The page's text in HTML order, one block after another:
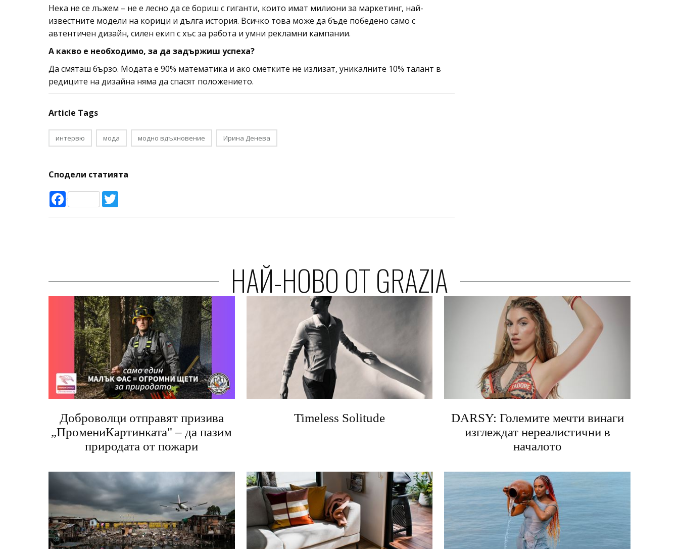
Нека не се лъжем – не е лесно да се бориш с гиганти, които имат милиони за маркетинг, най-
известните модели на корици и дълга история. Всичко това може да бъде победено само с
автентичен дизайн, силен екип с хъс за работа и умни рекламни кампании.
А какво е необходимо, за да задържиш успеха?
Да смяташ бързо. Модата е 90% математика и ако сметките не излизат, уникалните 10% талант в
редиците на дизайна няма да спасят положението.
Article Tags
интервю мода модно вдъхновение Ирина Денева
Сподели статията
Facebook
НАЙ-НОВО ОТ GRAZIA
Доброволци отправят призива
„ПромениКартинката" – да пазим
природата от пожари
Timeless Solitude
DARSY: Големите мечти винаги
изглеждат нереалистични в
началото